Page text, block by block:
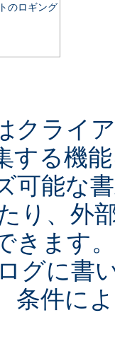
のロギング
クライ
する機
可能な
り、外
きます
グに書
条件に